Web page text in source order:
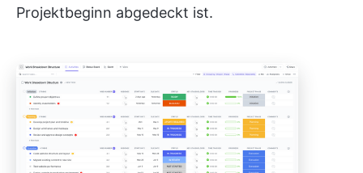
Projektbeginn abgedeckt ist.